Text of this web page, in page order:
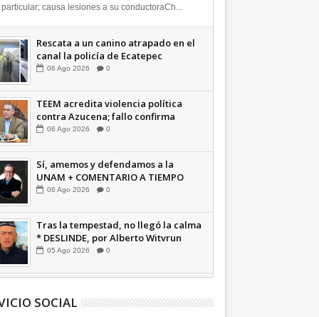
causa lesiones a su conductoraCh...
Rescata a un canino atrapado en el
canal la policía de Ecatepec
INFORMATIVA
06 Ago 2026 0
TEEM acredita violencia política
contra Azucena; fallo confirma
guerra sucia: Octavio Martínez
06 Ago 2026 0
Sí, amemos y defendamos a la
UNAM + COMENTARIO A TIEMPO
06 Ago 2026 0
Tras la tempestad, no llegó la calma
* DESLINDE, por Alberto Witvrun
OPINIÓN
05 Ago 2026 0
SOCIAL